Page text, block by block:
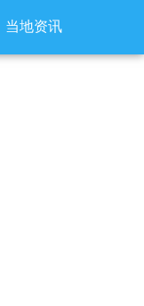
当地资讯